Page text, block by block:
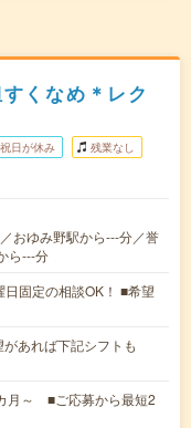
くなめ＊レク
日が休み 残業なし
おゆみ野駅から---分／誉
ら---分
固定の相談OK！ ■希望
あれば下記シフトも
月～ ■ご応募から最短2